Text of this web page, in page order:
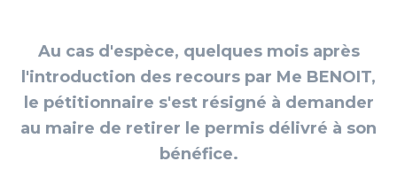
Au cas d'espèce, quelques mois après
l'introduction des recours par Me BENOIT,
le pétitionnaire s'est résigné à demander
au maire de retirer le permis délivré à son
bénéfice.